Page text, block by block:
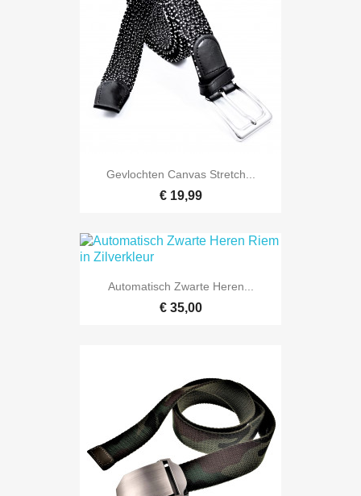
Gevlochten Canvas Stretch...
€ 19,99
Automatisch Zwarte Heren...
€ 35,00